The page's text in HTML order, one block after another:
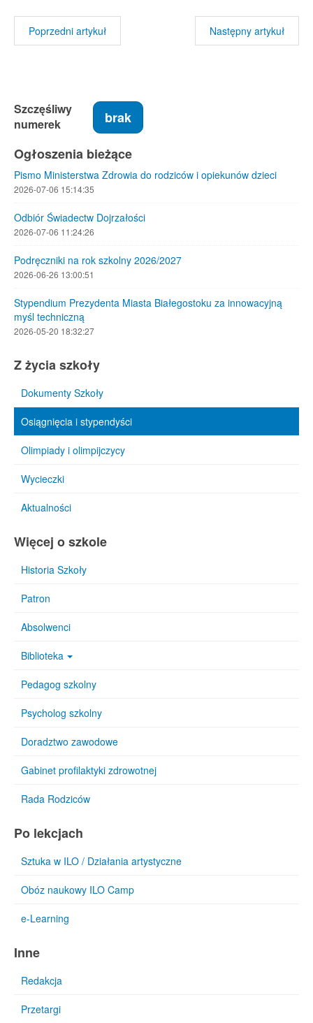
Poprzedni artykuł Następny artykuł
Szczęśliwy
numerek
brak
Ogłoszenia bieżące
Pismo Ministerstwa Zdrowia do rodziców i opiekunów dzieci
2026-07-06 15:14:35
Odbiór Świadectw Dojrzałości
2026-07-06 11:24:26
Podręczniki na rok szkolny 2026/2027
2026-06-26 13:00:51
Stypendium Prezydenta Miasta Białegostoku za innowacyjną
myśl techniczną
2026-05-20 18:32:27
Z życia szkoły
Dokumenty Szkoły
Osiągnięcia i stypendyści
Olimpiady i olimpijczycy
Wycieczki
Aktualności
Więcej o szkole
Historia Szkoły
Patron
Absolwenci
Biblioteka
Pedagog szkolny
Psycholog szkolny
Doradztwo zawodowe
Gabinet profilaktyki zdrowotnej
Rada Rodziców
Po lekcjach
Sztuka w ILO / Działania artystyczne
Obóz naukowy ILO Camp
e-Learning
Inne
Redakcja
Przetargi